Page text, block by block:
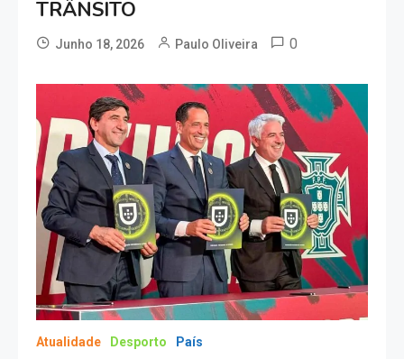
TRÂNSITO
Junho 18, 2026 Paulo Oliveira 0
Atualidade Desporto País